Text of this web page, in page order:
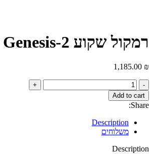
רמקול שקוע 2-Klark&Helmer Genesis
1,185.00 ₪
Add to cart
Share:
Description
משלוחים
Description